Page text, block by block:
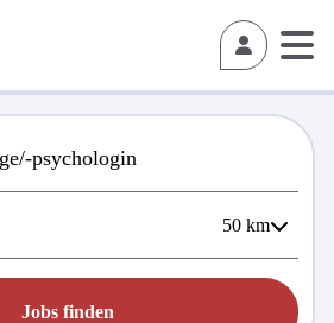
50 km
Jobs finden